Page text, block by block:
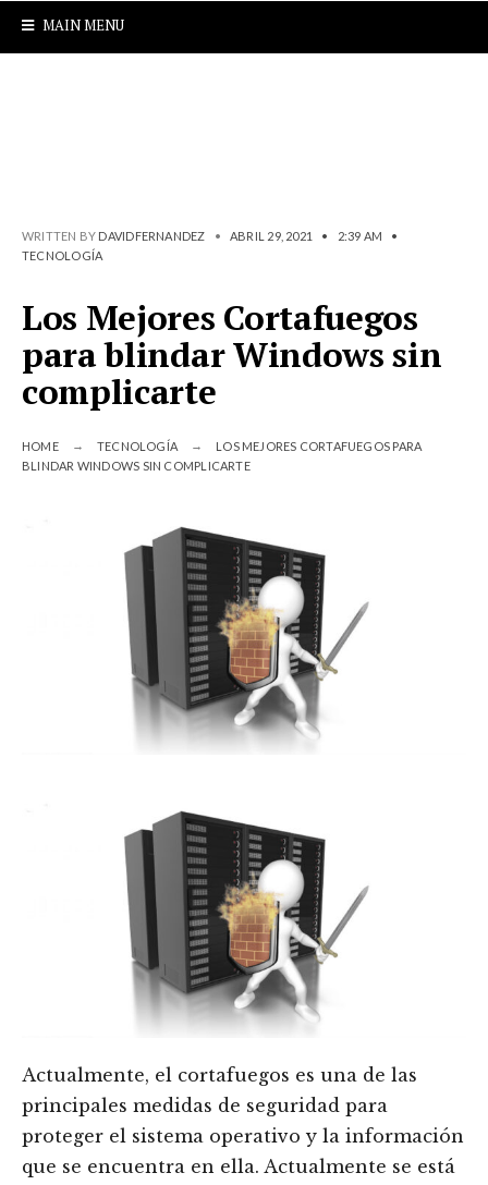
MAIN MENU
WRITTEN BY DAVIDFERNANDEZ • ABRIL 29, 2021 • 2:39 AM
•
TECNOLOGÍA
Los Mejores Cortafuegos
para blindar Windows sin
complicarte
HOME TECNOLOGÍA
LOS MEJORES CORTAFUEGOS PARA
BLINDAR WINDOWS SIN COMPLICARTE
Actualmente, el cortafuegos es una de las
principales medidas de seguridad para
proteger el sistema operativo y la información
que se encuentra en ella. Actualmente se está